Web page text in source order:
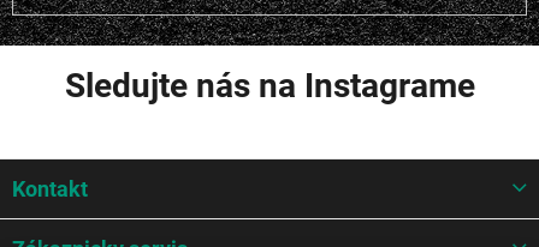
Sledujte nás na Instagrame
p
Kontakt